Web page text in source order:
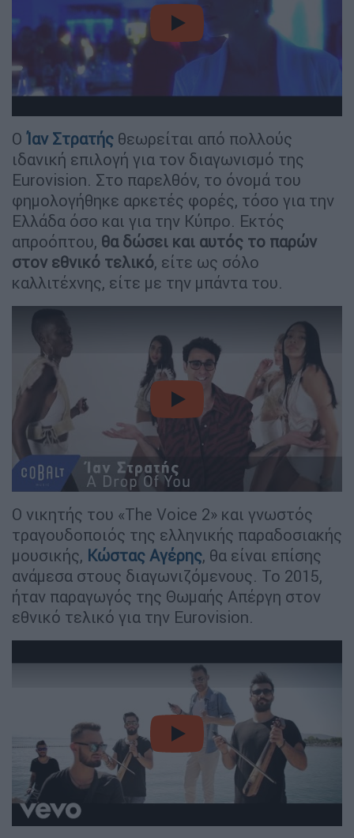
video
Ο Ίαν Στρατής θεωρείται από πολλούς
ιδανική επιλογή για τον διαγωνισμό της
Eurovision. Στο παρελθόν, το όνομά του
φημολογήθηκε αρκετές φορές, τόσο για την
Ελλάδα όσο και για την Κύπρο. Εκτός
απροόπτου, θα δώσει και αυτός το παρών
στον εθνικό τελικό, είτε ως σόλο
καλλιτέχνης, είτε με την μπάντα του.
video
Ο νικητής του «The Voice 2» και γνωστός
τραγουδοποιός της ελληνικής παραδοσιακής
μουσικής, Κώστας Αγέρης, θα είναι επίσης
ανάμεσα στους διαγωνιζόμενους. Το 2015,
ήταν παραγωγός της Θωμαής Απέργη στον
εθνικό τελικό για την Eurovision.
video